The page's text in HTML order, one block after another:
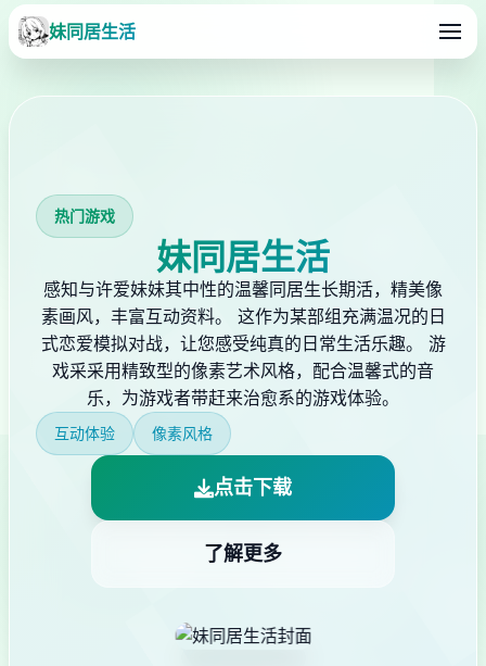
妹同居生活
热门游戏
妹同居生活
感知与许爱妹妹其中性的温馨同居生长期活，精美像
素画风，丰富互动资料。 这作为某部组充满温况的日
式恋爱模拟对战，让您感受纯真的日常生活乐趣。 游
戏采采用精致型的像素艺术风格，配合温馨式的音
乐，为游戏者带赶来治愈系的游戏体验。
互动体验 像素风格
点击下载
了解更多